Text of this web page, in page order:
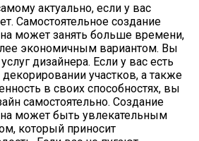
актуально, если у вас
Самостоятельное создание
может занять больше времени,
экономичным вариантом. Вы
дизайнера. Если у вас есть
участков, а также
в своих способностях, вы
самостоятельно. Создание
может быть увлекательным
который приносит